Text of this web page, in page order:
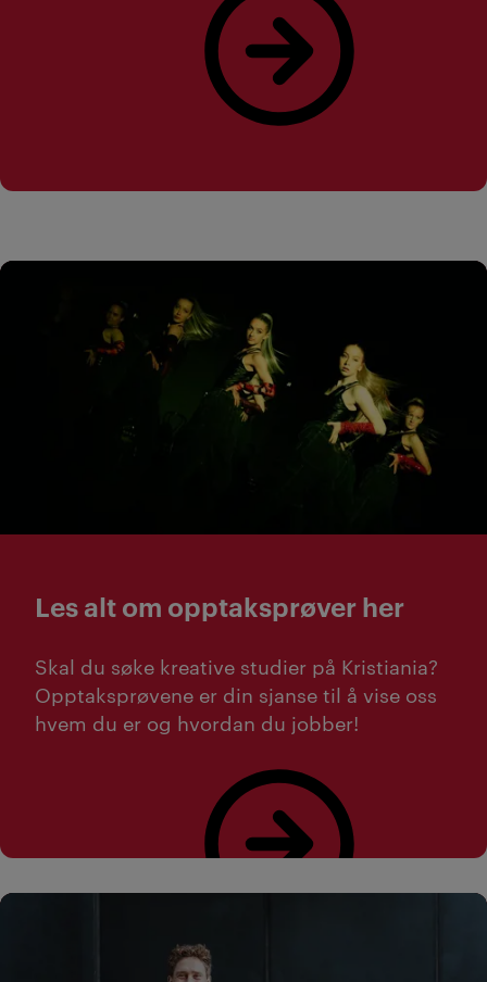
Opptaksprøver +
Les alt om opptaksprøver her
Skal du søke kreative studier på Kristiania?
Opptaksprøvene er din sjanse til å vise oss
hvem du er og hvordan du jobber!
Her finner du praktisk informasjon om opptaksprøver.